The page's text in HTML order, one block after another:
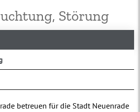
Störung
betreuen für die Stadt Neuenrade